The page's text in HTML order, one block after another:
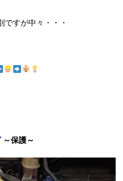
ですが中々・・・
～保護～